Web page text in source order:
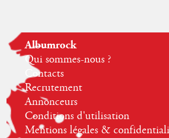
Albumrock
Qui sommes-nous ?
Contacts
Recrutement
Annonceurs
Conditions d'utilisation
Mentions légales &